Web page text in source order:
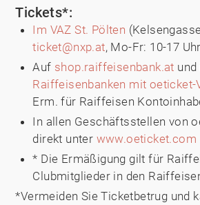
Tickets*:
Im VAZ St. Pölten
ticket@nxp.at, Mo-Fr: 10-17
Auf shop.raiffeisenbank.at und
Raiffeisenbanken mit oeticket-
Erm. für Raiffeisen
In allen Geschäftsstellen von
direkt unter www.oeticket.com
* Die Ermäßigung gilt für
Clubmitglieder in den
*Vermeiden Sie Ticketbetrug und